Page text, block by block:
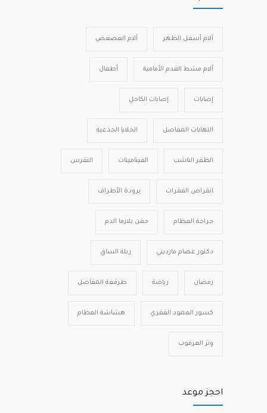
آلام أسفل الظهر آلام العصعص
آلام مشط القدم الأمامية أطفال
إصابات إصابات الكاحل
التهابات المفاصل الخلايا الجذعية
الظفر الناشب الفيتامينات النقرس
انقراص الفقرات برودة الأطراف
جراحة العظام حقن بلازما الدم
دكتور عصام مارديني ربلة الساق
رمضان رياضة طرقعة المفاصل
كسور العمود الفقري هشاشة العظام
وتر العرقوب
احجز موعد